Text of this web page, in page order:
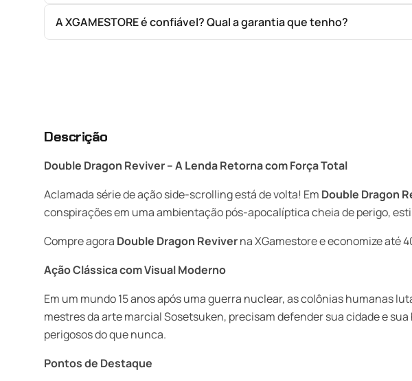
A XGAMESTORE é confiável? Qual a garantia que tenho?
Descrição
Double Dragon Reviver – A Lenda Retorna com Força Total
Aclamada série de ação side-scrolling está de volta! Em Double Dragon
conspirações em uma ambientação pós-apocalíptica cheia de perigo,
Compre agora Double Dragon Reviverna XGamestore e economize até
Ação Clássica com Visual Moderno
Em um mundo 15 anos após uma guerra nuclear, as colônias humanas
mestres da arte marcial Sosetsuken, precisam defender sua cidade e
perigosos do que nunca.
Pontos de Destaque